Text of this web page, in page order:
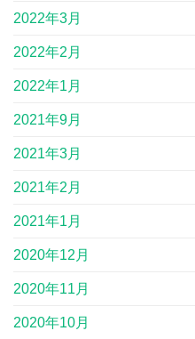
2022年3月
2022年2月
2022年1月
2021年9月
2021年3月
2021年2月
2021年1月
2020年12月
2020年11月
2020年10月